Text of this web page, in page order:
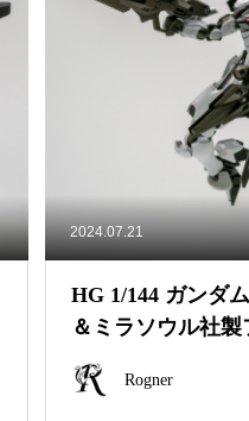
2024.07.21
HG 1/144 ガンダ
＆ミラソウル社
ニット【modeler
Rogner